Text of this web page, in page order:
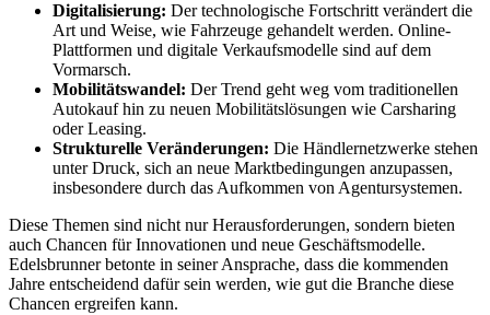
Digitalisierung: Der technologische Fortschritt verändert die
Art und Weise, wie Fahrzeuge gehandelt werden. Online-
Plattformen und digitale Verkaufsmodelle sind auf dem
Vormarsch.
Mobilitätswandel: Der Trend geht weg vom traditionellen
Autokauf hin zu neuen Mobilitätslösungen wie Carsharing
oder Leasing.
Strukturelle Veränderungen: Die Händlernetzwerke stehen
unter Druck, sich an neue Marktbedingungen anzupassen,
insbesondere durch das Aufkommen von Agentursystemen.
Diese Themen sind nicht nur Herausforderungen, sondern bieten
auch Chancen für Innovationen und neue Geschäftsmodelle.
Edelsbrunner betonte in seiner Ansprache, dass die kommenden
Jahre entscheidend dafür sein werden, wie gut die Branche diese
Chancen ergreifen kann.